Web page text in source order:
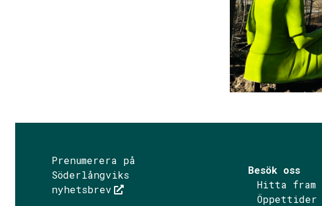
Prenumerera på
Söderlångviks
nyhetsbrev
Besök oss
Hitta fram
Öppettider